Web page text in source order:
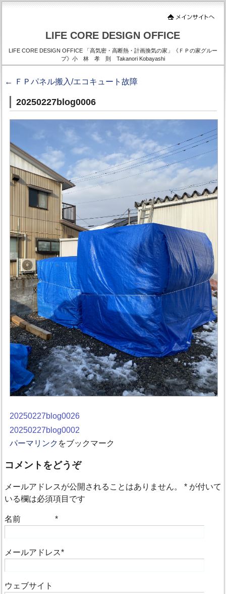
LIFE CORE DESIGN OFFICE
LIFE CORE DESIGN OFFICE 「高気密・高断熱・計画換気の家」《ＦＰの家グルー
プ》小 林 孝 則 Takanori Kobayashi
← ＦＰパネル搬入/エコキュート故障
20250227blog0006
20250227blog0026
20250227blog0002
パーマリンク をブックマーク
コメントをどうぞ
メールアドレスが公開されることはありません。* が付いて
いる欄は必須項目です
名前 *
メールアドレス*
ウェブサイト